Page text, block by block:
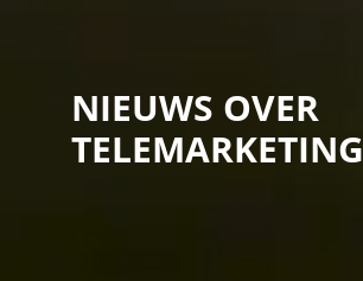
NIEUWS OVER
TELEMARKETING